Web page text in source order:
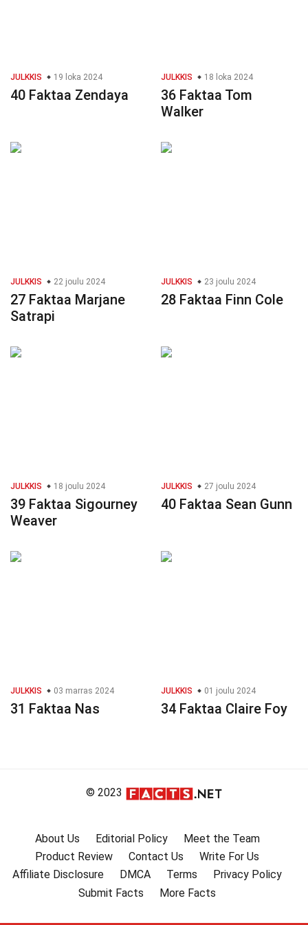
JULKKIS 19 loka 2024
40 Faktaa Zendaya
JULKKIS 18 loka 2024
36 Faktaa Tom
Walker
JULKKIS 22 joulu 2024
27 Faktaa Marjane
Satrapi
JULKKIS 23 joulu 2024
28 Faktaa Finn Cole
JULKKIS 18 joulu 2024
39 Faktaa Sigourney
Weaver
JULKKIS 27 joulu 2024
40 Faktaa Sean Gunn
JULKKIS 03 marras 2024
31 Faktaa Nas
JULKKIS 01 joulu 2024
34 Faktaa Claire Foy
© 2023
About Us Editorial Policy
Meet the Team
Product Review
Contact Us
Write For Us
Affiliate Disclosure
DMCA Terms
Privacy Policy
Submit Facts
More Facts